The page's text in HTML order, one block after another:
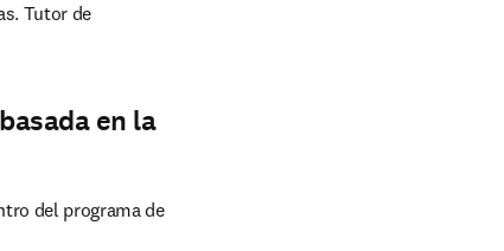
Tutor de
en la
del programa de